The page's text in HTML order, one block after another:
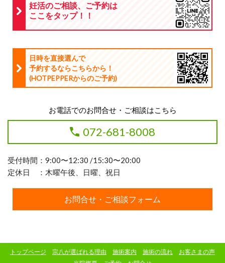
妊活のご相談、ご予約は
ここをタップ！！
日時を直接選んで
予約するならこちらから！
(HOTPEPPERからのご予約)
お電話でのお問合せ・ご相談はこちら
072-681-8008
受付時間：9:00〜12:30 /15:30〜20:00
定休日 ：木曜午後、日曜、祝日
お問合せ・ご相談フォーム
トップページ 宗八が選ばれる理由 施術案内 施術の流れ
お客さまの声